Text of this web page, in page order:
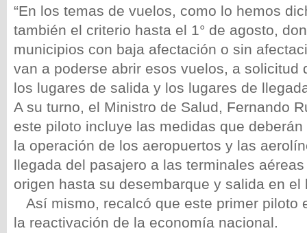
“En los temas de vuelos, como lo hemos
también el criterio hasta el 1° de agosto,
municipios con baja afectación o sin
van a poderse abrir esos vuelos, a solicitud
los lugares de salida y los lugares de
A su turno, el Ministro de Salud, Fernando
este piloto incluye las medidas que
la operación de los aeropuertos y las
llegada del pasajero a las terminales
origen hasta su desembarque y salida en
Así mismo, recalcó que este primer piloto
la reactivación de la economía nacional.